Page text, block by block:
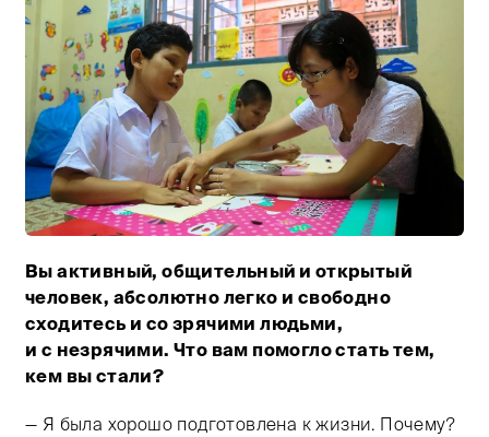
Тифлокомментарий: на фото девушка в очках и
Вы активный, общительный и открытый
человек, абсолютно легко и свободно
сходитесь и со зрячими людьми,
и с незрячими. Что вам помогло стать тем,
кем вы стали?
— Я была хорошо подготовлена к жизни. Почему?